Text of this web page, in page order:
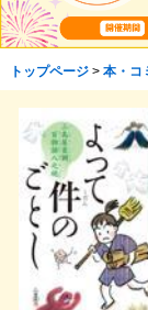
トップページ> 本・コ